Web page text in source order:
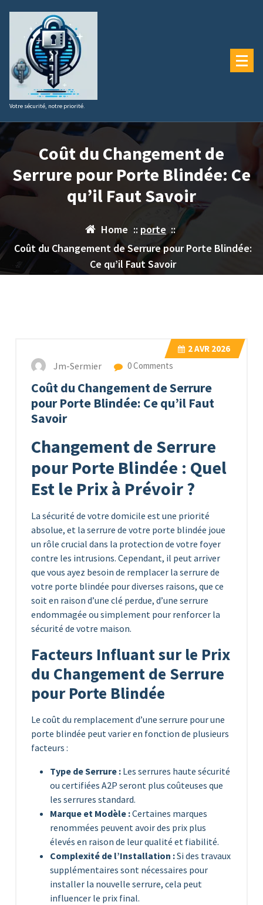
contenu
Votre sécurité, notre priorité.
Coût du Changement de
Serrure pour Porte Blindée: Ce
qu’il Faut Savoir
Home :: porte ::
Coût du Changement de Serrure pour Porte Blindée:
Ce qu’il Faut Savoir
2AVR 2026
Jm-Sermier 0 Comments
Coût du Changement de Serrure
pour Porte Blindée: Ce qu’il Faut
Savoir
Changement de Serrure
pour Porte Blindée : Quel
Est le Prix à Prévoir ?
La sécurité de votre domicile est une priorité
absolue, et la serrure de votre porte blindée joue
un rôle crucial dans la protection de votre foyer
contre les intrusions. Cependant, il peut arriver
que vous ayez besoin de remplacer la serrure de
votre porte blindée pour diverses raisons, que ce
soit en raison d’une clé perdue, d’une serrure
endommagée ou simplement pour renforcer la
sécurité de votre maison.
Facteurs Influant sur le Prix
du Changement de Serrure
pour Porte Blindée
Le coût du remplacement d’une serrure pour une
porte blindée peut varier en fonction de plusieurs
facteurs :
Type de Serrure : Les serrures haute sécurité
ou certifiées A2P seront plus coûteuses que
les serrures standard.
Marque et Modèle :Certaines marques
renommées peuvent avoir des prix plus
élevés en raison de leur qualité et fiabilité.
Complexité de l’Installation :Si des travaux
supplémentaires sont nécessaires pour
installer la nouvelle serrure, cela peut
influencer le prix final.